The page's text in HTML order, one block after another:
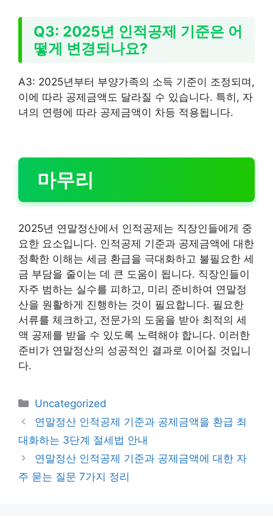
Q3: 2025년 인적공제 기준은 어
떻게 변경되나요?
A3: 2025년부터 부양가족의 소득 기준이 조정되며,
이에 따라 공제금액도 달라질 수 있습니다. 특히, 자
녀의 연령에 따라 공제금액이 차등 적용됩니다.
마무리
2025년 연말정산에서 인적공제는 직장인들에게 중
요한 요소입니다. 인적공제 기준과 공제금액에 대한
정확한 이해는 세금 환급을 극대화하고 불필요한 세
금 부담을 줄이는 데 큰 도움이 됩니다. 직장인들이
자주 범하는 실수를 피하고, 미리 준비하여 연말정
산을 원활하게 진행하는 것이 필요합니다. 필요한
서류를 체크하고, 전문가의 도움을 받아 최적의 세
액 공제를 받을 수 있도록 노력해야 합니다. 이러한
준비가 연말정산의 성공적인 결과로 이어질 것입니
다.
카
테
리
Uncategorized
연말정산 인적공제 기준과 공제금액을 환급 최
대화하는 3단계 절세법 안내
연말정산 인적공제 기준과 공제금액에 대한 자
주 묻는 질문 7가지 정리